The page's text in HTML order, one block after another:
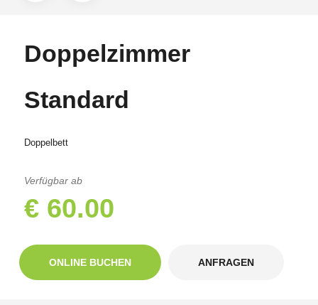
Doppelzimmer
Standard
Doppelbett
Verfügbar ab
€ 60.00
ONLINE BUCHEN ANFRAGEN